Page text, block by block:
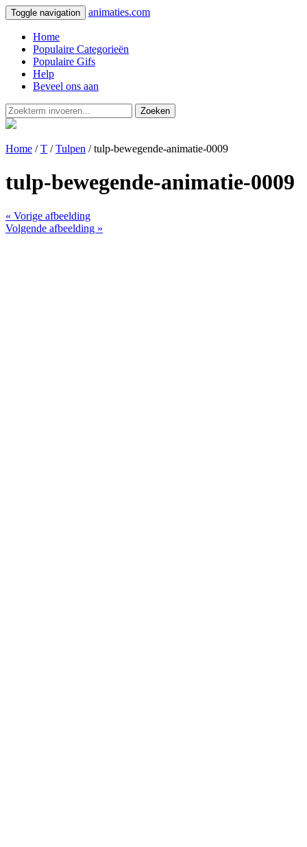
Toggle navigation animaties.com
Home
Populaire Categorieën
Populaire Gifs
Help
Beveel ons aan
Zoeken
Home /T /Tulpen / tulp-bewegende-animatie-0009
tulp-bewegende-animatie-0009
« Vorige afbeelding
Volgende afbeelding »